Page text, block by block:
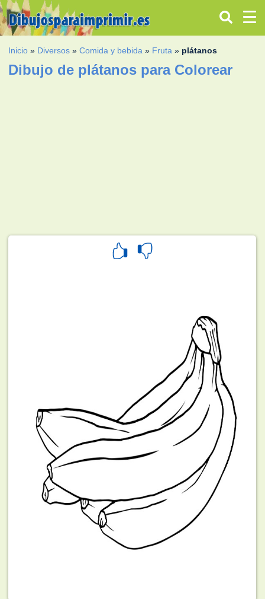
Inicio » Diversos »Comida y bebida » Fruta » plátanos
Dibujo de plátanos para Colorear